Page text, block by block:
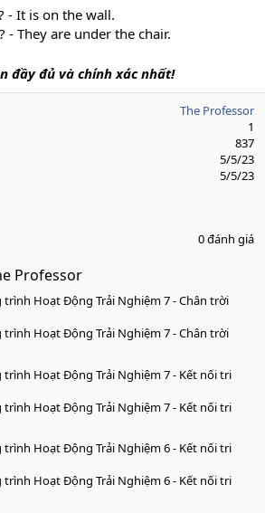
- It is on the wall.
- They are under the chair.
đầy đủ và chính xác nhất!
The Professor
1
837
5/5/23
5/5/23
0 đánh giá
Professor
Hoạt Động Trải Nghiệm 7 - Chân trời
Hoạt Động Trải Nghiệm 7 - Chân trời
Hoạt Động Trải Nghiệm 7 - Kết nối tri
Hoạt Động Trải Nghiệm 7 - Kết nối tri
Hoạt Động Trải Nghiệm 6 - Kết nối tri
Hoạt Động Trải Nghiệm 6 - Kết nối tri